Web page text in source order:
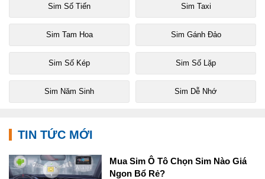
Sim Số Tiến Sim Taxi
Sim Tam Hoa Sim Gánh Đảo
Sim Số Kép Sim Số Lặp
Sim Năm Sinh Sim Dễ Nhớ
TIN TỨC MỚI
Mua Sim Ô Tô Chọn Sim Nào Giá
Ngon Bổ Rẻ?